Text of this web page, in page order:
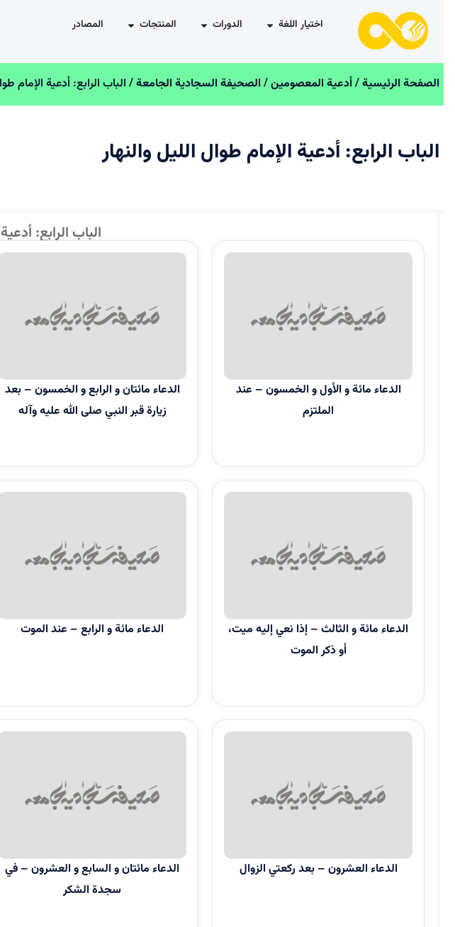
اختيار اللغة الدورات المنتجات المصادر
الصفحة الرئیسیة/أدعية المعصومين/الصحيفة السجادية الجامعة/ الباب الرابع: أدعية الإمام طوال
الباب الرابع: أدعية الإمام طوال الليل والنهار
الباب الرابع:
الدعاء مائة و الأول و الخمسون – عند
الملتزم
الدعاء مائتان و الرابع و الخمسون – بعد
زيارة قبر النبي صلى الله عليه وآله
الدعاء مائة و الثالث – إذا نعي إليه ميت،
أو ذكر الموت
الدعاء مائة و الرابع – عند الموت
الدعاء العشرون – بعد ركعتي الزوال
الدعاء مائتان و السابع و العشرون – في
سجدة الشكر